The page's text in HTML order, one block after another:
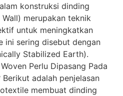
konstruksi dinding
merupakan teknik
untuk meningkatkan
ini sering disebut dengan
Stabilized Earth).
Perlu Dipasang Pada
adalah penjelasan
membuat dinding